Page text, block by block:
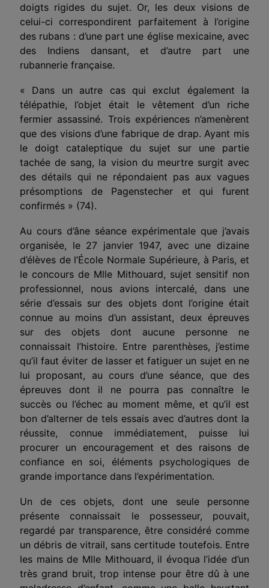
doigts rigides du sujet. Or, les deux visions de
celui-ci correspondirent parfaitement à l’origine
des rubans : d’une part une église mexicaine, avec
des Indiens dansant, et d’autre part une
rubannerie française.
« Dans un autre cas qui exclut également la
télépathie, l’objet était le vêtement d’un riche
fermier assassiné. Trois expériences n’amenèrent
que des visions d’une fabrique de drap. Ayant mis
le doigt cataleptique du sujet sur une partie
tachée de sang, la vision du meurtre surgit avec
des détails qui ne répondaient pas aux vagues
présomptions de Pagenstecher et qui furent
confirmés » (74).
Au cours d’âne séance expérimentale que j’avais
organisée, le 27 janvier 1947, avec une dizaine
d’élèves de l’École Normale Supérieure, à Paris, et
le concours de Mlle Mithouard, sujet sensitif non
professionnel, nous avions intercalé, dans une
série d’essais sur des objets dont l’origine était
connue au moins d’un assistant, deux épreuves
sur des objets dont aucune personne ne
connaissait l’histoire. Entre parenthèses, j’estime
qu’il faut éviter de lasser et fatiguer un sujet en ne
lui proposant, au cours d’une séance, que des
épreuves dont il ne pourra pas connaître le
succès ou l’échec au moment même, et qu’il est
bon d’alterner de tels essais avec d’autres dont la
réussite, connue immédiatement, puisse lui
procurer un encouragement et des raisons de
confiance en soi, éléments psychologiques de
grande importance dans l’expérimentation.
Un de ces objets, dont une seule personne
présente connaissait le possesseur, pouvait,
regardé par transparence, être considéré comme
un débris de vitrail, sans certitude toutefois. Entre
les mains de Mlle Mithouard, il évoqua l’idée d’un
très grand bruit, trop intense pour être dû à une